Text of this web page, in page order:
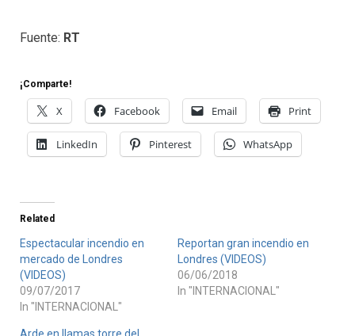
Fuente: RT
¡Comparte!
X Facebook Email Print
LinkedIn Pinterest WhatsApp
Related
Espectacular incendio en
mercado de Londres
(VIDEOS)
09/07/2017
In "INTERNACIONAL"
Reportan gran incendio en
Londres (VIDEOS)
06/06/2018
In "INTERNACIONAL"